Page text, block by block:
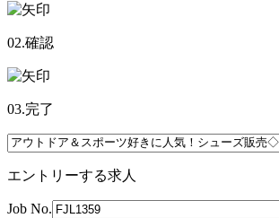
02.確認
03.完了
エントリーする求人
Job No.